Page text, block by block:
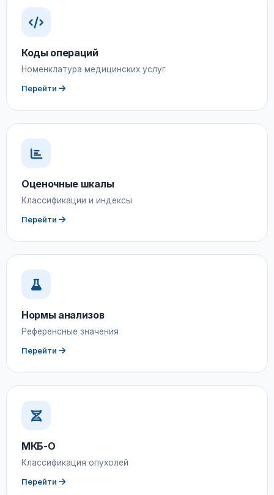
Коды операций
Номенклатура медицинских услуг
Перейти
Оценочные шкалы
Классификации и индексы
Перейти
Нормы анализов
Референсные значения
Перейти
МКБ-О
Классификация опухолей
Перейти